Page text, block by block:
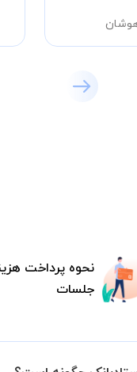
نحوه پرداخت
جلسات